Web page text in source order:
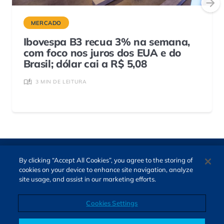
MERCADO
Ibovespa B3 recua 3% na semana,
com foco nos juros dos EUA e do
Brasil; dólar cai a R$ 5,08
3 MIN DE LEITURA
By clicking “Accept All Cookies”, you agree to the storing of
cookies on your device to enhance site navigation, analyze
site usage, and assist in our marketing efforts.
Cookies Settings